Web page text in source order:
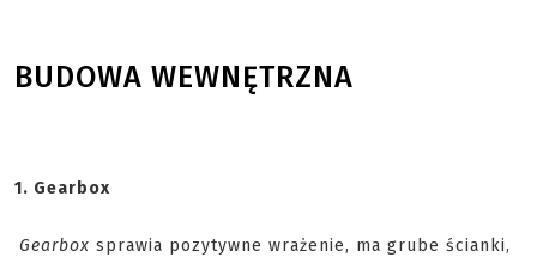
BUDOWA WEWNĘTRZNA
1. Gearbox
Gearbox sprawia pozytywne wrażenie, ma grube ścianki,